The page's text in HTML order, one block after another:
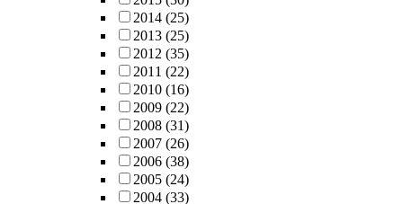
2014 (25)
2013 (25)
2012 (35)
2011 (22)
2010 (16)
2009 (22)
2008 (31)
2007 (26)
2006 (38)
2005 (24)
2004 (33)